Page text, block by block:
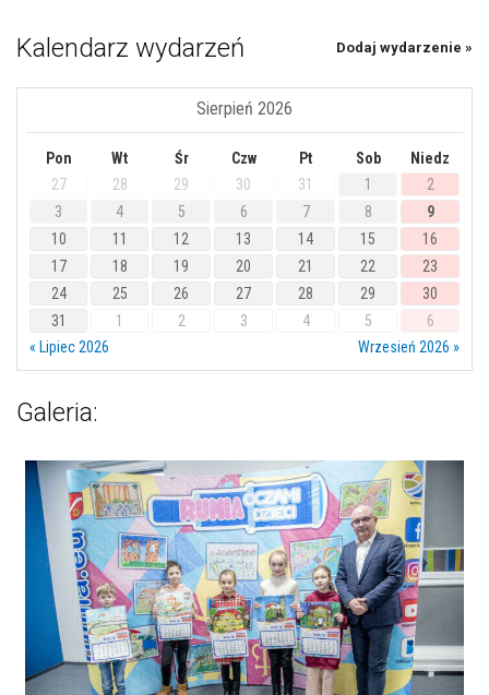
Kalendarz wydarzeń Dodaj wydarzenie »
Sierpień 2026
Pon Wt Śr Czw Pt Sob
Niedz
27
28 29 30 31 1
2
3
4 5 6 7 8
9
10
11 12 13 14 15
16
17
18 19 20 21 22
23
24
25 26 27 28 29
30
31
1 2 3 4 5
6
« Lipiec 2026
Wrzesień 2026 »
Galeria: